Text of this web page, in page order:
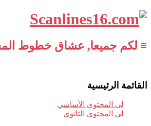
≡ لكم جميعا, عشاق خطوط
القائمة الرئيسية
تخطي إلى المحتوى الأساسي
تخطي إلى المحتوى الثانوي